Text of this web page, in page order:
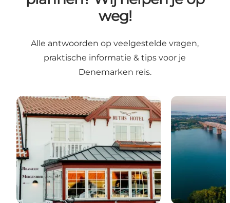
weg!
Alle antwoorden op veelgestelde vragen,
praktische informatie & tips voor je
Denemarken reis.
Accommodaties Tolwegen en